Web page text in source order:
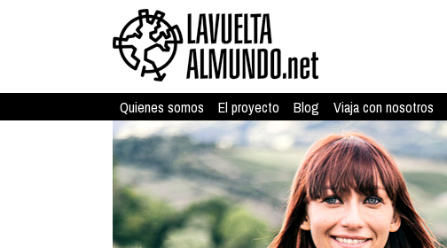
Quienes somos El proyecto Blog Viaja con nosotros